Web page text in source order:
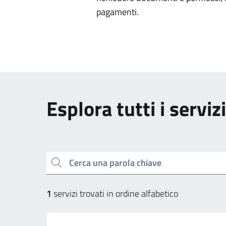
pagamenti.
Esplora tutti i servizi
Cerca una parola chiave
1 servizi trovati in ordine alfabetico